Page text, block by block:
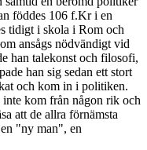
föddes 106 f.Kr i en
tidigt i skola i Rom och
ansågs nödvändigt vid
han talekonst och filosofi,
han sig sedan ett stort
och kom in i politiken.
kom från någon rik och
att de allra förnämsta
"ny man", en